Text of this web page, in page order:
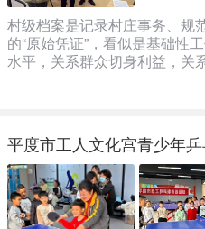
村级档案是记录村庄事务、规
的“原始凭证”，看似是基础性
水平，关系群众切身利益，关
平度市工人文化宫青少年